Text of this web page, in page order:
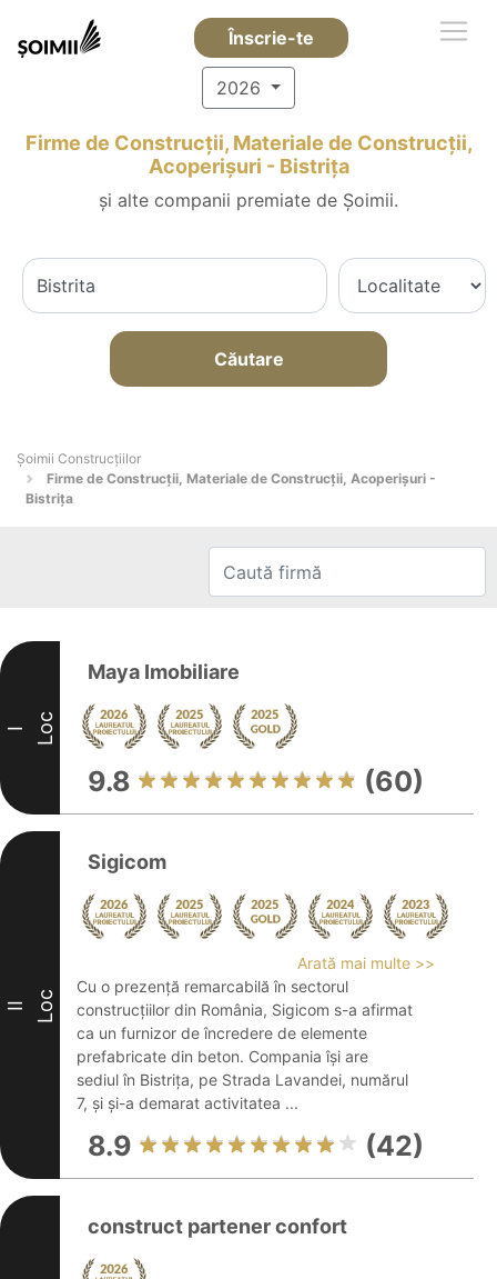
Înscrie-te
2026
Firme de Construcții, Materiale de Construcții,
Acoperișuri - Bistriţa
și alte companii premiate de Șoimii.
Căutare
Șoimii Construcțiilor
Firme de Construcții, Materiale de Construcții, Acoperișuri -
Bistriţa
I Loc
Maya Imobiliare
9.8 (60)
II Loc
Sigicom
Arată mai multe >>
Cu o prezență remarcabilă în sectorul
construcțiilor din România, Sigicom s-a afirmat
ca un furnizor de încredere de elemente
prefabricate din beton. Compania își are
sediul în Bistrița, pe Strada Lavandei, numărul
7, și și-a demarat activitatea ...
8.9 (42)
construct partener confort